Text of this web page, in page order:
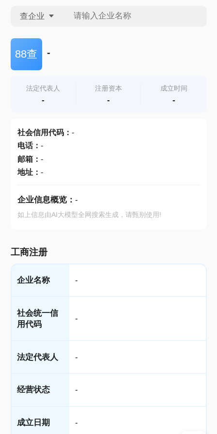
查企业
查企业
查产地
88查 -
法定代表人
-
注册资本
-
成立时间
-
社会信用代码： -
电话： -
邮箱： -
地址： -
企业信息概览： -
如上信息由AI大模型全网搜索生成，请甄别使用!
工商注册
企业名称 -
社会统一信
用代码
-
法定代表人 -
经营状态 -
成立日期 -